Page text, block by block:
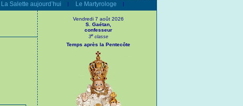
La Salette aujourd’hui | Le Martyrologe |
Vendredi 7 août 2026
S. Gaétan,
confesseur
3eclasse
Temps après la Pentecôte